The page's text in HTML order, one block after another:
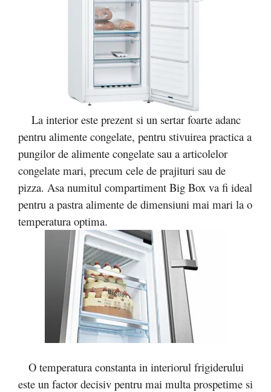
La interior este prezent si un sertar foarte adanc
pentru alimente congelate, pentru stivuirea practica a
pungilor de alimente congelate sau a articolelor
congelate mari, precum cele de prajituri sau de
pizza. Asa numitul compartiment Big Box va fi ideal
pentru a pastra alimente de dimensiuni mai mari la o
temperatura optima.
O temperatura constanta in interiorul frigiderului
este un factor decisiv pentru mai multa prospetime si